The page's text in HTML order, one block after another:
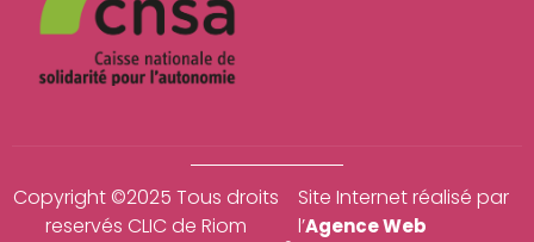
Copyright ©2025 Tous droits
reservés CLIC de Riom
Site Internet réalisé par
l’Agence Web